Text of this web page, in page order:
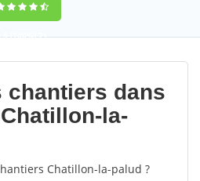
(100%)71
votes
chantiers dans
la-
Chatillon-la-palud ?